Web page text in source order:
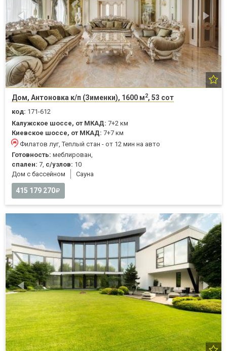
Дом, Антоновка к/п (Зименки), 1600 м2, 53 сот
код: 171-612
Калужское шоссе, от МКАД: 7+2 км
Киевское шоссе, от МКАД: 7+7 км
Филатов луг, Теплый стан - от 12 мин на авто
Готовность: меблирован,
спален: 7, с/узлов: 10
Дом с бассейном
Cауна
415 179 270